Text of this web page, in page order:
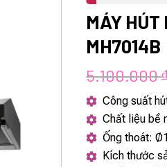
MÁY
MH7014B
5.100.000₫
Công suất
Chất liệu bề
Ống thoát:
Kích thước